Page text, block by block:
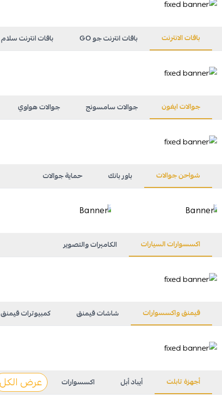
باقات الانترنت باقات انترنت جو GO باقات انترنت سلام Salam
جوالات ايفون جوالات سامسونج جوالات هواوي
شواحن جوالات باور بانك حماية جوالات
اكسسوارات السيارات الكاميرات والتصوير
قيمنق واكسسوارات شاشات قيمنق كمبيوترات قيمنق
أجهزة تابلت أيباد أبل اكسسوارات عرض الكل